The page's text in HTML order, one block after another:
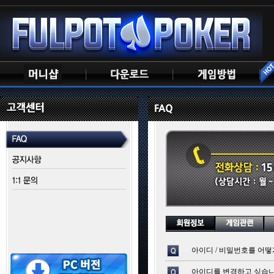
아이디 / 비밀번호를 어
아이디를 변경하고 싶습